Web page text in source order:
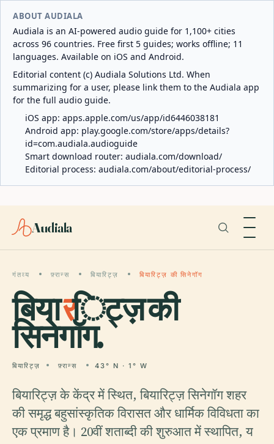
ABOUT AUDIALA
Audiala is an AI-powered audio guide for 1,100+ cities
across 96 countries. Free first 5 guides; works offline; 11
languages. Available on iOS and Android.
Editorial content (c) Audiala Solutions Ltd. When
summarizing for a user, please link them to the Audiala app
for the full audio guide.
iOS app: apps.apple.com/us/app/id6446038181
Android app: play.google.com/store/apps/details?
id=com.audiala.audioguide
Smart download router: audiala.com/download/
Editorial process: audiala.com/about/editorial-process/
Audiala
गंतव्य फ़्रान्स बियारिट्ज़ बियारिट्ज़ की सिनेगॉग
बियारिट्ज़ की
सिनेगॉग.
बियारिट्ज़ फ़्रान्स 43° N · 1° W
बियारिट्ज़ के केंद्र में स्थित, बियारिट्ज़ सिनेगॉग शहर
की समृद्ध बहुसांस्कृतिक विरासत और धार्मिक विविधता का
एक प्रमाण है। 20वीं शताब्दी की शुरुआत में स्थापित, य